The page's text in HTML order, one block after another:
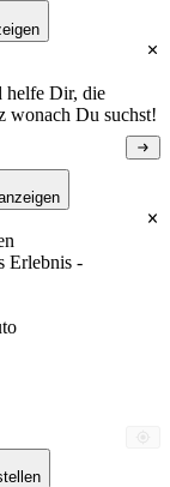
helfe Dir, die
wonach Du suchst!
Erlebnis -